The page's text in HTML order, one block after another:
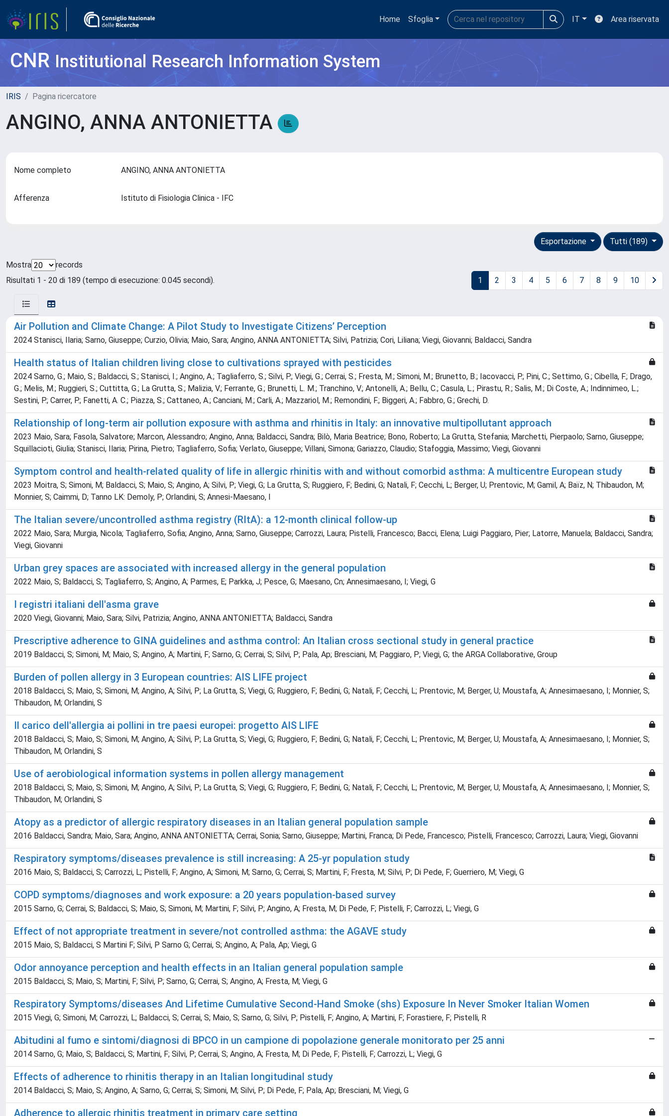
Home Sfoglia IT Area riservata
CNRInstitutional Research Information System
IRIS Pagina ricercatore
ANGINO, ANNA ANTONIETTA
Nome completo ANGINO, ANNA ANTONIETTA
Afferenza Istituto di Fisiologia Clinica - IFC
Tutti (189)
Esportazione
Mostra
records
Risultati 1 - 20 di 189 (tempo di esecuzione: 0.045 secondi).
1 2 3 4 5 6 7 8 9 10
Air Pollution and Climate Change: A Pilot Study to Investigate Citizens’ Perception
2024 Stanisci, Ilaria; Sarno, Giuseppe; Curzio, Olivia; Maio, Sara; Angino, ANNA ANTONIETTA; Silvi, Patrizia; Cori, Liliana; Viegi, Giovanni; Baldacci, Sandra
Health status of Italian children living close to cultivations sprayed with pesticides
2024 Sarno, G.; Maio, S.; Baldacci, S.; Stanisci, I.; Angino, A.; Tagliaferro, S.; Silvi, P.; Viegi, G.; Cerrai, S.; Fresta, M.; Simoni, M.; Brunetto, B.; Iacovacci, P.; Pini, C.; Settimo, G.; Cibella, F.; Drago,
G.; Melis, M.; Ruggieri, S.; Cuttitta, G.; La Grutta, S.; Malizia, V.; Ferrante, G.; Brunetti, L. M.; Tranchino, V.; Antonelli, A.; Bellu, C.; Casula, L.; Pirastu, R.; Salis, M.; Di Coste, A.; Indinnimeo, L.;
Sestini, P.; Carrer, P.; Fanetti, A. C.; Piazza, S.; Cattaneo, A.; Canciani, M.; Carli, A.; Mazzariol, M.; Remondini, F.; Biggeri, A.; Fabbro, G.; Grechi, D.
Relationship of long-term air pollution exposure with asthma and rhinitis in Italy: an innovative multipollutant approach
2023 Maio, Sara; Fasola, Salvatore; Marcon, Alessandro; Angino, Anna; Baldacci, Sandra; Bilò, Maria Beatrice; Bono, Roberto; La Grutta, Stefania; Marchetti, Pierpaolo; Sarno, Giuseppe;
Squillacioti, Giulia; Stanisci, Ilaria; Pirina, Pietro; Tagliaferro, Sofia; Verlato, Giuseppe; Villani, Simona; Gariazzo, Claudio; Stafoggia, Massimo; Viegi, Giovanni
Symptom control and health-related quality of life in allergic rhinitis with and without comorbid asthma: A multicentre European study
2023 Moitra, S; Simoni, M; Baldacci, S; Maio, S; Angino, A; Silvi, P; Viegi, G; La Grutta, S; Ruggiero, F; Bedini, G; Natali, F; Cecchi, L; Berger, U; Prentovic, M; Gamil, A; Baïz, N; Thibaudon, M;
Monnier, S; Caimmi, D; Tanno LK: Demoly, P; Orlandini, S; Annesi-Maesano, I
The Italian severe/uncontrolled asthma registry (RItA): a 12-month clinical follow-up
2022 Maio, Sara; Murgia, Nicola; Tagliaferro, Sofia; Angino, Anna; Sarno, Giuseppe; Carrozzi, Laura; Pistelli, Francesco; Bacci, Elena; Luigi Paggiaro, Pier; Latorre, Manuela; Baldacci, Sandra;
Viegi, Giovanni
Urban grey spaces are associated with increased allergy in the general population
2022 Maio, S; Baldacci, S; Tagliaferro, S; Angino, A; Parmes, E; Parkka, J; Pesce, G; Maesano, Cn; Annesimaesano, I; Viegi, G
I registri italiani dell'asma grave
2020 Viegi, Giovanni; Maio, Sara; Silvi, Patrizia; Angino, ANNA ANTONIETTA; Baldacci, Sandra
Prescriptive adherence to GINA guidelines and asthma control: An Italian cross sectional study in general practice
2019 Baldacci, S; Simoni, M; Maio, S; Angino, A; Martini, F; Sarno, G; Cerrai, S; Silvi, P; Pala, Ap; Bresciani, M; Paggiaro, P; Viegi, G; the ARGA Collaborative, Group
Burden of pollen allergy in 3 European countries: AIS LIFE project
2018 Baldacci, S; Maio, S; Simoni, M; Angino, A; Silvi, P; La Grutta, S; Viegi, G; Ruggiero, F; Bedini, G; Natali, F; Cecchi, L; Prentovic, M; Berger, U; Moustafa, A; Annesimaesano, I; Monnier, S;
Thibaudon, M; Orlandini, S
Il carico dell'allergia ai pollini in tre paesi europei: progetto AIS LIFE
2018 Baldacci, S; Maio, S; Simoni, M; Angino, A; Silvi, P; La Grutta, S; Viegi, G; Ruggiero, F; Bedini, G; Natali, F; Cecchi, L; Prentovic, M; Berger, U; Moustafa, A; Annesimaesano, I; Monnier, S;
Thibaudon, M; Orlandini, S
Use of aerobiological information systems in pollen allergy management
2018 Baldacci, S; Maio, S; Simoni, M; Angino, A; Silvi, P; La Grutta, S; Viegi, G; Ruggiero, F; Bedini, G; Natali, F; Cecchi, L; Prentovic, M; Berger, U; Moustafa, A; Annesimaesano, I; Monnier, S;
Thibaudon, M; Orlandini, S
Atopy as a predictor of allergic respiratory diseases in an Italian general population sample
2016 Baldacci, Sandra; Maio, Sara; Angino, ANNA ANTONIETTA; Cerrai, Sonia; Sarno, Giuseppe; Martini, Franca; Di Pede, Francesco; Pistelli, Francesco; Carrozzi, Laura; Viegi, Giovanni
Respiratory symptoms/diseases prevalence is still increasing: A 25-yr population study
2016 Maio, S; Baldacci, S; Carrozzi, L; Pistelli, F; Angino, A; Simoni, M; Sarno, G; Cerrai, S; Martini, F; Fresta, M; Silvi, P; Di Pede, F; Guerriero, M; Viegi, G
COPD symptoms/diagnoses and work exposure: a 20 years population-based survey
2015 Sarno, G; Cerrai, S; Baldacci, S; Maio, S; Simoni, M; Martini, F; Silvi, P; Angino, A; Fresta, M; Di Pede, F; Pistelli, F; Carrozzi, L; Viegi, G
Effect of not appropriate treatment in severe/not controlled asthma: the AGAVE study
2015 Maio, S; Baldacci, S Martini F; Silvi, P Sarno G; Cerrai, S; Angino, A; Pala, Ap; Viegi, G
Odor annoyance perception and health effects in an Italian general population sample
2015 Baldacci, S; Maio, S; Martini, F; Silvi, P; Sarno, G; Cerrai, S; Angino, A; Fresta, M; Viegi, G
Respiratory Symptoms/diseases And Lifetime Cumulative Second-Hand Smoke (shs) Exposure In Never Smoker Italian Women
2015 Viegi, G; Simoni, M; Carrozzi, L; Baldacci, S; Cerrai, S; Maio, S; Sarno, G; Silvi, P; Pistelli, F; Angino, A; Martini, F; Forastiere, F; Pistelli, R
Abitudini al fumo e sintomi/diagnosi di BPCO in un campione di popolazione generale monitorato per 25 anni
2014 Sarno, G; Maio, S; Baldacci, S; Martini, F; Silvi, P; Cerrai, S; Angino, A; Fresta, M; Di Pede, F; Pistelli, F; Carrozzi, L; Viegi, G
Effects of adherence to rhinitis therapy in an Italian longitudinal study
2014 Baldacci, S; Maio, S; Angino, A; Sarno, G; Cerrai, S; Simoni, M; Silvi, P; Di Pede, F; Pala, Ap; Bresciani, M; Viegi, G
Adherence to allergic rhinitis treatment in primary care setting